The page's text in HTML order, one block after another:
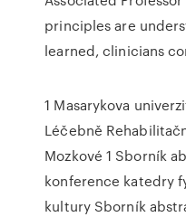
principles are
learned, clinicians
1 Masarykova
Léčebně
Mozkové 1 Sborník
konference katedry
kultury Sborník